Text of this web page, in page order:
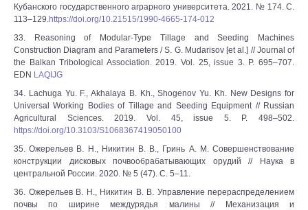
Кубанского государственного аграрного университета. 2021. № 174. С.
113–129.https://doi.org/10.21515/1990-4665-174-012
33. Reasoning of Modular-Type Tillage and Seeding Machines
Construction Diagram and Parameters / S. G. Mudarisov [et al.] // Journal of
the Balkan Tribological Association. 2019. Vol. 25, issue 3. P. 695–707.
EDN LAQIJG
34. Lachuga Yu. F., Akhalaya B. Kh., Shogenov Yu. Kh. New Designs for
Universal Working Bodies of Tillage and Seeding Equipment // Russian
Agricultural Sciences. 2019. Vol. 45, issue 5. P. 498–502.
https://doi.org/10.3103/S1068367419050100
35. Ожерельев В. Н., Никитин В. В., Гринь А. М. Совершенствование
конструкции дисковых почвообрабатывающих орудий // Наука в
центральной России. 2020. № 5 (47). С. 5–11.
36. Ожерельев В. Н., Никитин В. В. Управление перераспределением
почвы по ширине междурядья малины // Механизация и